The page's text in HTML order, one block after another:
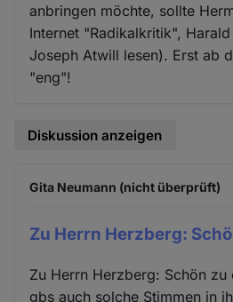
anbringen möchte, sollte
Internet "Radikalkritik",
Joseph Atwill lesen). Erst ab
"eng"!
Diskussion anzeigen
Gita Neumann (nicht überprüft)
Zu Herrn Herzberg:
Zu Herrn Herzberg: Schön
gbs auch solche Stimmen in